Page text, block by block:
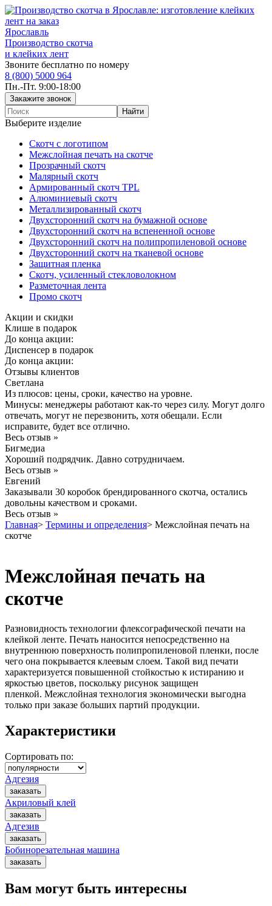
Ярославль
Производство скотча
и клейких лент
Звоните бесплатно по номеру
8 (800) 5000 964
Пн.-Пт. 9:00-18:00
Выберите изделие
Скотч с логотипом
Межслойная печать на скотче
Прозрачный скотч
Малярный скотч
Армированный скотч TPL
Алюминиевый скотч
Металлизированный скотч
Двухсторонний скотч на бумажной основе
Двухсторонний скотч на вспененной основе
Двухсторонний скотч на полипропиленовой основе
Двухсторонний скотч на тканевой основе
Защитная пленка
Скотч, усиленный стекловолокном
Разметочная лента
Промо скотч
Акции и скидки
Клише в подарок
До конца акции:
Диспенсер в подарок
До конца акции:
Отзывы клиентов
Светлана
Из плюсов: цены, сроки, качество на уровне.
Минусы: менеджеры работают как-то через силу. Могут долго
отвечать, могут не перезвонить, хотя обещали. Если
исправите, будет все отлично.
Весь отзыв »
Бигмедиа
Хороший подрядчик. Давно сотрудничаем.
Весь отзыв »
Евгений
Заказывали 30 коробок брендированного скотча, остались
довольны качеством и сроками.
Весь отзыв »
Главная> Термины и определения> Межслойная печать на
скотче
Межслойная печать на
скотче
Разновидность технологии флексографической печати на
клейкой ленте. Печать наносится непосредственно на
внутреннюю поверхность полипропиленовой пленки, после
чего она покрывается клеевым слоем. Такой вид печати
характеризуется повышенной стойкостью к истиранию и
яркостью цветов, поскольку рисунок защищен
пленкой. Межслойная технология экономически выгодна
только при заказе больших партий продукции.
Характеристики
Сортировать по:
Адгезия
Акриловый клей
Адгезив
Бобинорезательная машина
Вам могут быть интересны